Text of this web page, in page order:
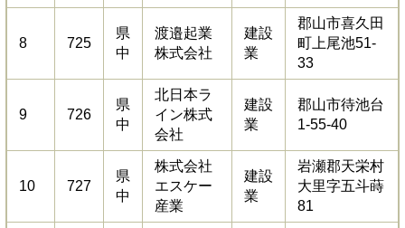
8 725
県
中
渡邉起業
株式会社
建設
業
郡山市喜久田
町上尾池51-
33
9 726
県
中
北日本ラ
イン株式
会社
建設
業
郡山市待池台
1-55-40
10 727
県
中
株式会社
エスケー
産業
建設
業
岩瀬郡天栄村
大里字五斗蒔
81